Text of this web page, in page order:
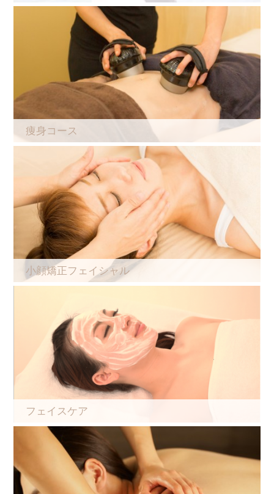
痩身コース
小顔矯正フェイシャル
フェイスケア